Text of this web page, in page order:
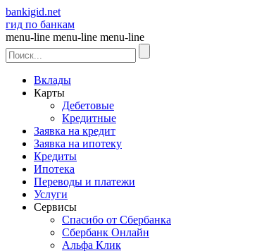
bankigid.net
гид по банкам
menu-line menu-line menu-line
Вклады
Карты
Дебетовые
Кредитные
Заявка на кредит
Заявка на ипотеку
Кредиты
Ипотека
Переводы и платежи
Услуги
Сервисы
Спасибо от Сбербанка
Сбербанк Онлайн
Альфа Клик